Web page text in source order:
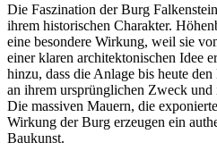
Die Faszination der Burg
ihrem historischen Charakter.
eine besondere Wirkung, weil sie
einer klaren architektonischen Idee
hinzu, dass die Anlage bis heute
an ihrem ursprünglichen Zweck und
Die massiven Mauern, die
Wirkung der Burg erzeugen ein
Baukunst.